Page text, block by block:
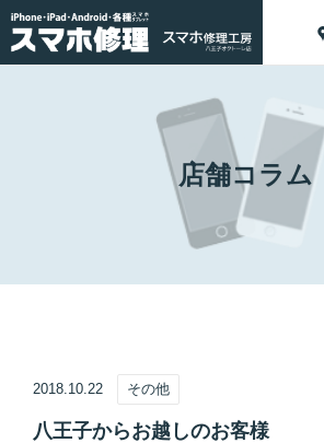
店舗コラム
2018.10.22 その他
八王子からお越しのお客様